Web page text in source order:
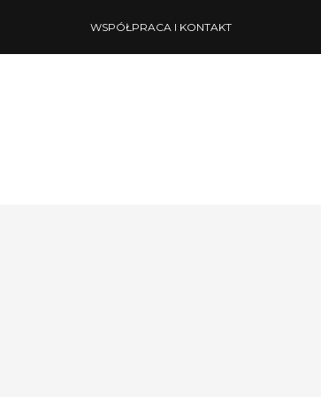
WSPÓŁPRACA I KONTAKT